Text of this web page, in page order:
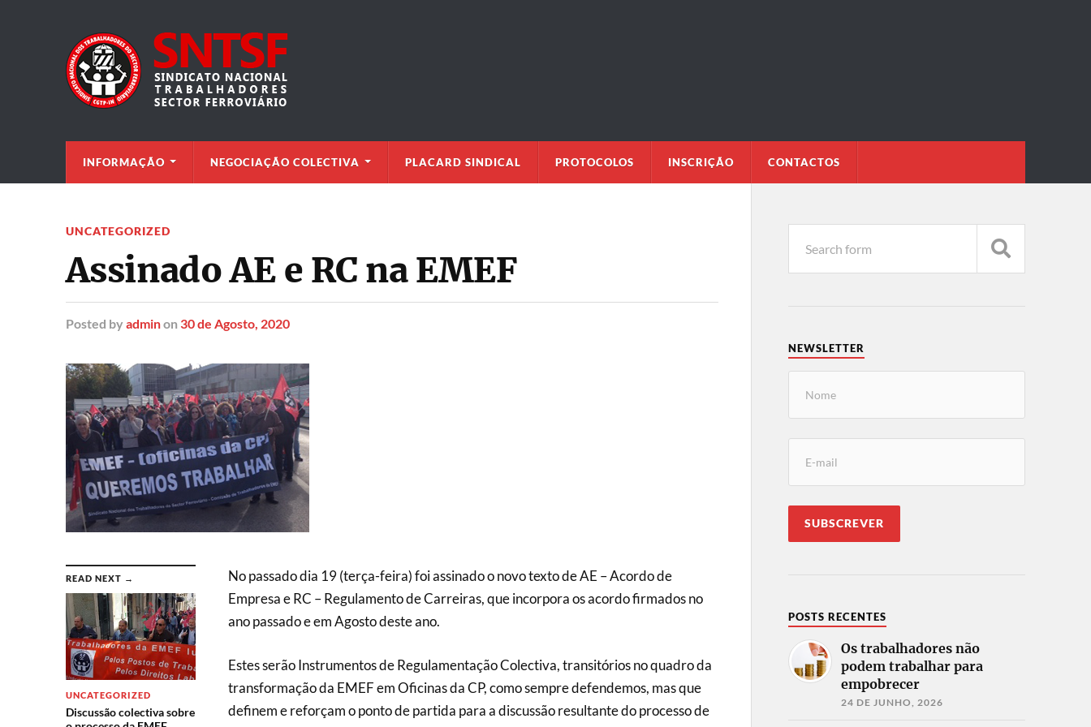
INFORMAÇÃO NEGOCIAÇÃO COLECTIVA PLACARD SINDICAL PROTOCOLOS INSCRIÇÃO CONTACTOS
UNCATEGORIZED
Assinado AE e RC na EMEF
Posted by adminon 30 de Agosto, 2020
READ NEXT →
UNCATEGORIZED
Discussão colectiva sobre
No passado dia 19 (terça-feira) foi assinado o novo texto de AE – Acordo de
Empresa e RC – Regulamento de Carreiras, que incorpora os acordo firmados no
ano passado e em Agosto deste ano.
Estes serão Instrumentos de Regulamentação Colectiva, transitórios no quadro da
transformação da EMEF em Oficinas da CP, como sempre defendemos, mas que
definem e reforçam o ponto de partida para a discussão resultante do processo de
NEWSLETTER
POSTS RECENTES
Os trabalhadores não
podem trabalhar para
empobrecer
24 DE JUNHO, 2026